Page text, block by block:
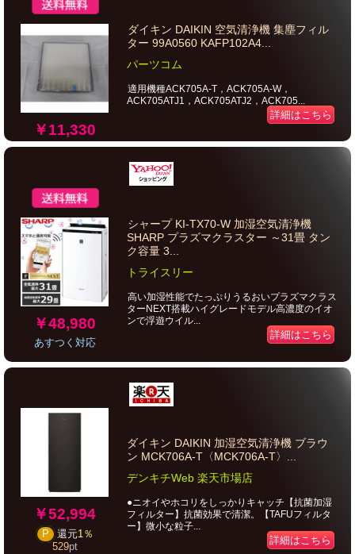
￥11,330
ダイキン DAIKIN 空気清浄機 集塵フィル
ター 99A0560 KAFP102A4...
パーツコム
適用機種ACK705A-T，ACK705A-W，
ACK705ATJ1，ACK705ATJ2，ACK705...
詳細はこちら
￥48,980
あすつく対応
シャープ KI-TX70-W 加湿空気清浄機
SHARP プラズマクラスター ～31畳 タン
ク容量 3...
トライスリー
高い加湿性能でたっぷりうるおいプラズマクラス
ターNEXT搭載ハイグレードモデル高濃度のイオ
ンで浮遊ウイル...
詳細はこちら
￥52,994
P 還元1％
529pt
ダイキン DAIKIN 加湿空気清浄機 ブラウ
ン MCK706A-T〈MCK706A-T〉...
デンキチWeb 楽天市場店
●ニオイやホコリをしっかりキャッチ【抗菌加湿
フィルター】抗菌効果で清潔。【TAFUフィルタ
ー】微小な粒子...
詳細はこちら